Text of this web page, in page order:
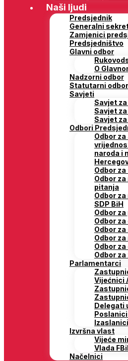
Naši ljudi
Predsjednik
Generalni
Zamjenici
Predsjedništvo
Glavni odbor
O
Nadzorni odbor
Statutarni odbor
Savjeti
Savjet
Savjet za
Savjet
Odbori
Odbor
naroda i
Odbor
Odbor
pitanja
Odbor
SDP BiH
Odbor
Odbor
Odbor
Odbor
Odbor
Odbor
Parlamentarci
Vijećnici
Delegati
Poslanici
Izvršna vlast
Vijeće
Vlada
Načelnici